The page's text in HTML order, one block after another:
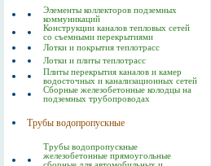
Элементы коллекторов подземных
коммуникаций
Конструкции каналов тепловых сетей
со съемными перекрытиями
Лотки и покрытия теплотрасс
Лотки и плиты теплотрасс
Плиты перекрытия каналов и камер
водосточных и канализационных сетей
Сборные железобетонные колодцы на
подземных трубопроводах
Трубы водопропускные
Трубы водопропускные
железобетонные прямоугольные